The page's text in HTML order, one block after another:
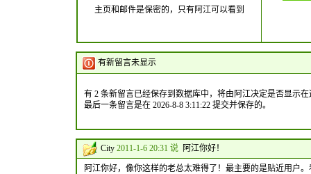
主页和邮件是保密的，只有阿江可以看到
有新留言未显示
有 2 条新留言已经保存到数据库中，将由阿江决定是否显示在
最后一条留言是在 2026-8-8 3:11:22 提交并保存的。
City 2011-1-6 20:31 说 阿江你好！
阿江你好，像你这样的老总太难得了！最主要的是贴近用户